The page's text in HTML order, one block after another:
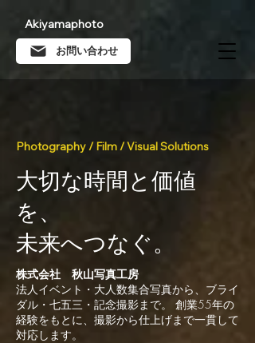
Akiyamaphoto
お問い合わせ
Photography / Film / Visual Solutions
大切な時間と価値
を、
未来へつなぐ。
株式会社 秋山写真工房
法人イベント・大人数集合写真から、ブライ
ダル・七五三・記念撮影まで。 創業55年の
経験をもとに、撮影から仕上げまで一貫して
対応します。